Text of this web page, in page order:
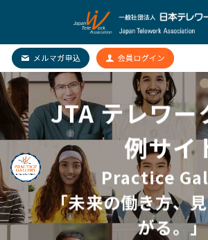
JTA テレワー
例サイ
Practice
「未来の働き方、
がる。」